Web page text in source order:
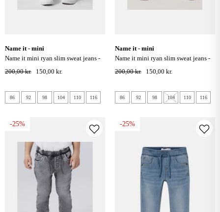
name it - mini
name it mini ryan slim sweat jeans -
medium blue denim
200,00 kr. 150,00 kr.
86 92 98 104 110 116
name it - mini
name it mini ryan slim sweat jeans -
dark blue denim
200,00 kr. 150,00 kr.
86 92 98 104 110 116
-25% -25%